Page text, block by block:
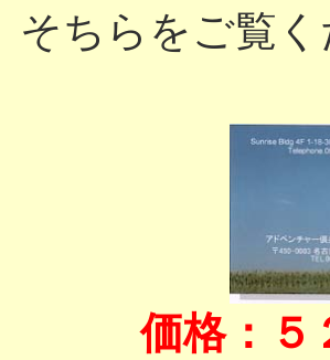
そちらをご覧
価格：５